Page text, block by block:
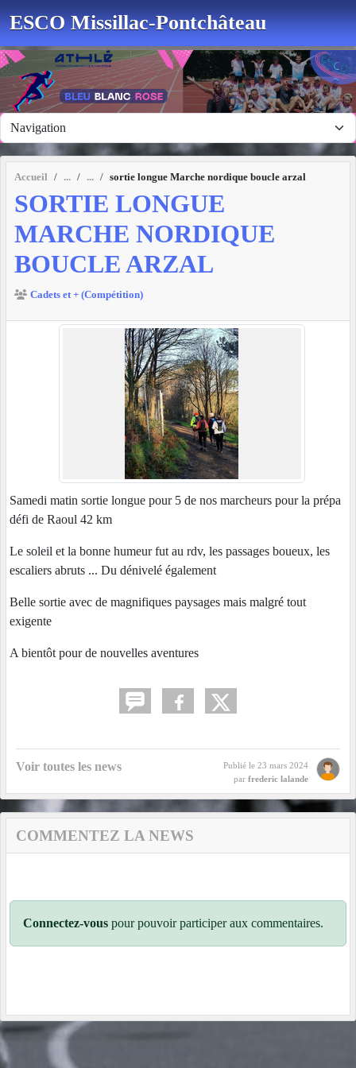
ESCO Missillac-Pontchâteau
Accueil sortie longue Marche nordique boucle arzal
SORTIE LONGUE
MARCHE NORDIQUE
BOUCLE ARZAL
Cadets et + (Compétition)
Samedi matin sortie longue pour 5 de nos marcheurs pour la prépa
défi de Raoul 42 km
Le soleil et la bonne humeur fut au rdv, les passages boueux, les
escaliers abruts ... Du dénivelé également
Belle sortie avec de magnifiques paysages mais malgré tout
exigente
A bientôt pour de nouvelles aventures
Voir toutes les news Publié le 23 mars 2024
par frederic lalande
COMMENTEZ LA NEWS
Connectez-vous pour pouvoir participer aux commentaires.